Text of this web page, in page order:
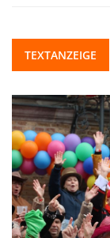
TEXTANZEIGE